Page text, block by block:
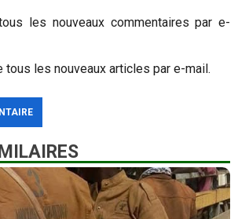
les nouveaux commentaires par e-
tous les nouveaux articles par e-mail.